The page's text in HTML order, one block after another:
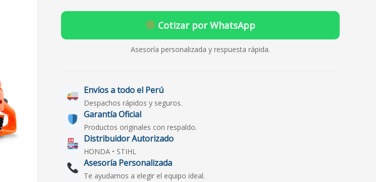
Cotizar por WhatsApp
Asesoría personalizada y respuesta rápida.
Envíos a todo el Perú
Despachos rápidos y seguros.
Garantía Oficial
Productos originales con respaldo.
Distribuidor Autorizado
HONDA • STIHL
Asesoría Personalizada
Te ayudamos a elegir el equipo ideal.